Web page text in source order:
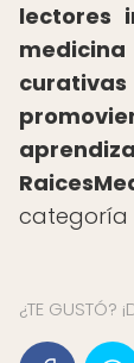
lectores
categoría
¿TE GUSTÓ?